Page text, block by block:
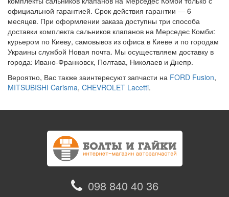
официальной гарантией. Срок действия гарантии — 6
месяцев. При оформлении заказа доступны три способа
доставки комплекта сальников клапанов на Мерседес Комби:
курьером по Киеву, самовывоз из офиса в Киеве и по городам
Украины службой Новая почта. Мы осуществляем доставку в
города: Ивано-Франковск, Полтава, Николаев и Днепр.
Вероятно, Вас также заинтересуют запчасти на FORD Fusion,
MITSUBISHI Carisma, CHEVROLET Lacetti.
098 840 40 36